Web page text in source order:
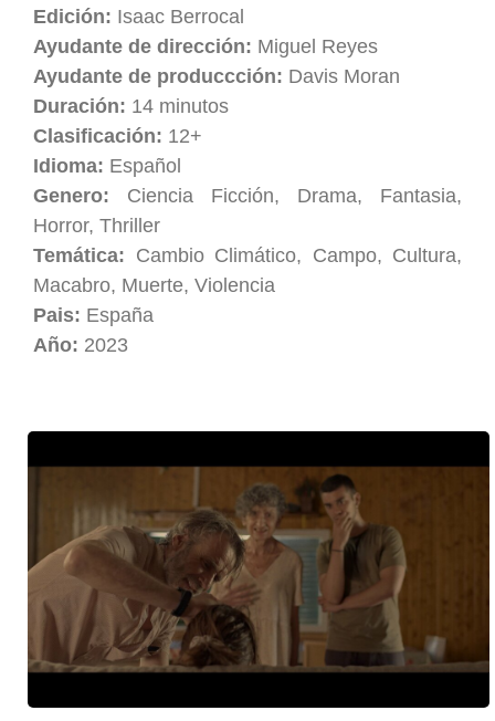
Edición: Isaac Berrocal
Ayudante de dirección: Miguel Reyes
Ayudante de produccción: Davis Moran
Duración: 14 minutos
Clasificación: 12+
Idioma: Español
Genero: Ciencia Ficción, Drama, Fantasia,
Horror, Thriller
Temática: Cambio Climático, Campo, Cultura,
Macabro, Muerte, Violencia
Pais: España
Año: 2023